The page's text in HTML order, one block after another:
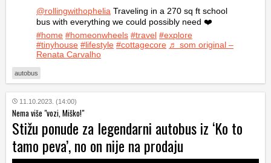
@rollingwithophelia Traveling in a 270 sq ft school
bus with everything we could possibly need ❤️
#home #homeonwheels #travel #explore
#tinyhouse #lifestyle #cottagecore ♬ som original –
Renata Carvalho
autobus
11.10.2023. (14:00)
Nema više "vozi, Miško!"
Stižu ponude za legendarni autobus iz ‘Ko to
tamo peva’, no on nije na prodaju